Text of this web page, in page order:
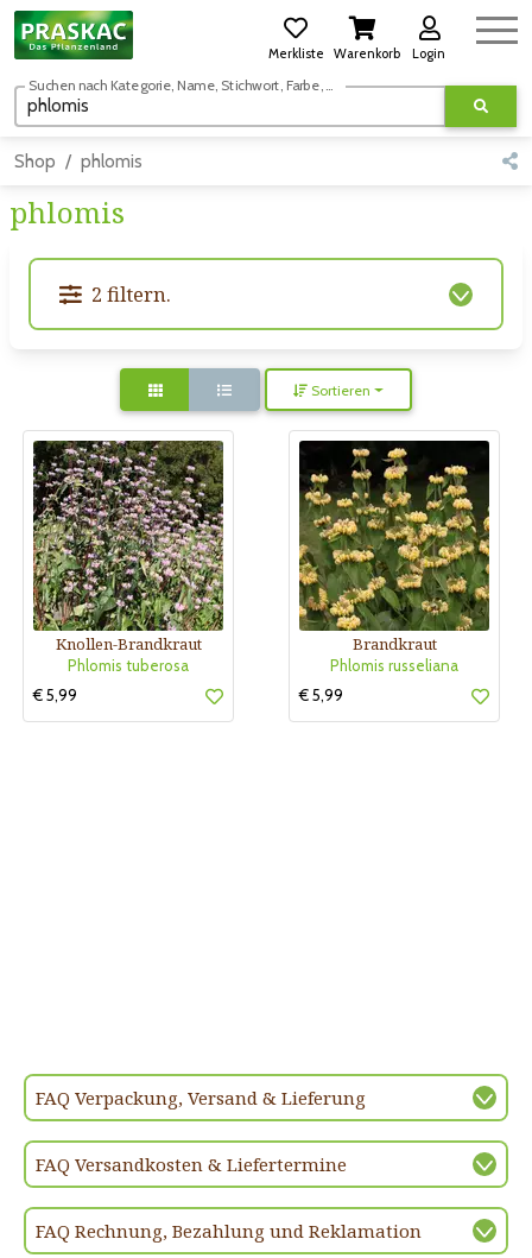
Merkliste Warenkorb Login
Suchen nach Kategorie, Name, Stichwort, Farbe, usw.
Shop phlomis
phlomis
2 filtern.
Sortieren
Knollen-Brandkraut
Phlomis tuberosa
€ 5,99
Brandkraut
Phlomis russeliana
€ 5,99
FAQ Verpackung, Versand & Lieferung
FAQ Versandkosten & Liefertermine
FAQ Rechnung, Bezahlung und Reklamation